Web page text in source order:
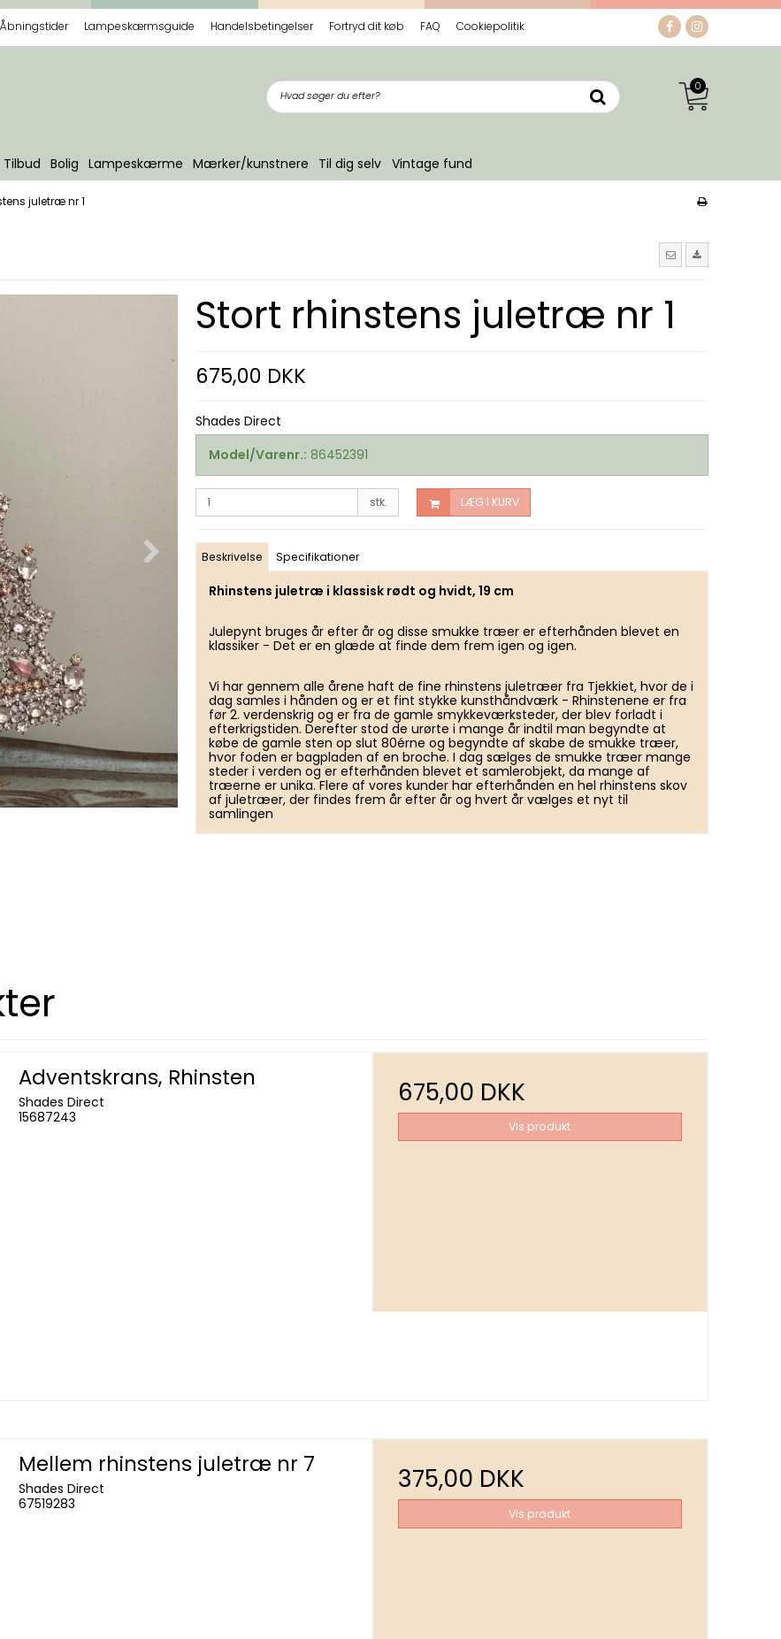
Åbningstider Lampeskærmsguide Handelsbetingelser Fortryd dit køb FAQ Cookiepolitik
0
Tilbud Bolig Lampeskærme Mærker/kunstnere Til dig selv Vintage fund
juletræ nr 1
Stort rhinstens juletræ nr 1
675,00 DKK
Shades Direct
Model/Varenr.: 86452391
stk. LÆG I KURV
Beskrivelse Specifikationer
Rhinstens juletræ i klassisk rødt og hvidt, 19 cm
Julepynt bruges år efter år og disse smukke træer er efterhånden blevet en
klassiker - Det er en glæde at finde dem frem igen og igen.
Vi har gennem alle årene haft de fine rhinstens juletræer fra Tjekkiet, hvor de i
dag samles i hånden og er et fint stykke kunsthåndværk - Rhinstenene er fra
før 2. verdenskrig og er fra de gamle smykkeværksteder, der blev forladt i
efterkrigstiden. Derefter stod de urørte i mange år indtil man begyndte at
købe de gamle sten op slut 80érne og begyndte af skabe de smukke træer,
hvor foden er bagpladen af en broche. I dag sælges de smukke træer mange
steder i verden og er efterhånden blevet et samlerobjekt, da mange af
træerne er unika. Flere af vores kunder har efterhånden en hel rhinstens skov
af juletræer, der findes frem år efter år og hvert år vælges et nyt til
samlingen
Adventskrans, Rhinsten
Shades Direct
15687243
675,00 DKK
Vis produkt
Mellem rhinstens juletræ nr 7
Shades Direct
67519283
375,00 DKK
Vis produkt